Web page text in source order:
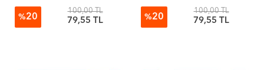
%20
100,00 TL
79,55 TL %20
100,00 TL
79,55 TL